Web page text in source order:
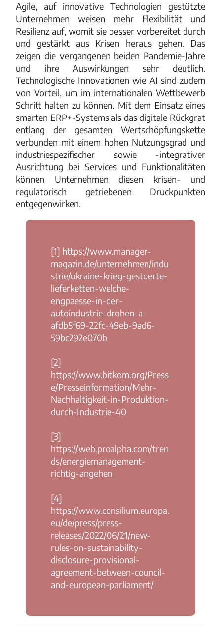
Agile, auf innovative Technologien gestützte
Unternehmen weisen mehr Flexibilität und
Resilienz auf, womit sie besser vorbereitet durch
und gestärkt aus Krisen heraus gehen. Das
zeigen die vergangenen beiden Pandemie-Jahre
und ihre Auswirkungen sehr deutlich.
Technologische Innovationen wie AI sind zudem
von Vorteil, um im internationalen Wettbewerb
Schritt halten zu können. Mit dem Einsatz eines
smarten ERP+-Systems als das digitale Rückgrat
entlang der gesamten Wertschöpfungskette
verbunden mit einem hohen Nutzungsgrad und
industriespezifischer sowie -integrativer
Ausrichtung bei Services und Funktionalitäten
können Unternehmen diesen krisen- und
regulatorisch getriebenen Druckpunkten
entgegenwirken.
[1] https://www.manager-
magazin.de/unternehmen/indu
strie/ukraine-krieg-gestoerte-
lieferketten-welche-
engpaesse-in-der-
autoindustrie-drohen-a-
afdb5f69-22fc-49eb-9ad6-
59bc292e070b
[2]
https://www.bitkom.org/Press
e/Presseinformation/Mehr-
Nachhaltigkeit-in-Produktion-
durch-Industrie-40
[3]
https://web.proalpha.com/tren
ds/energiemanagement-
richtig-angehen
[4]
https://www.consilium.europa.
eu/de/press/press-
releases/2022/06/21/new-
rules-on-sustainability-
disclosure-provisional-
agreement-between-council-
and-european-parliament/